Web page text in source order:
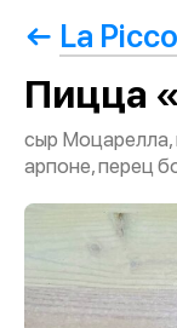
La
Пицца
сыр Моцарелла,
арпоне, перец